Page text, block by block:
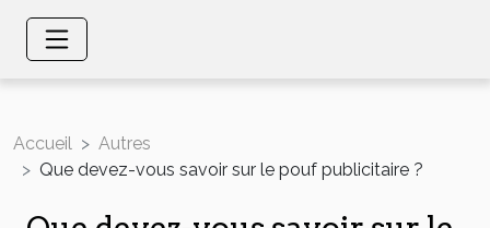
Accueil
Autres
Que devez-vous savoir sur le pouf publicitaire ?